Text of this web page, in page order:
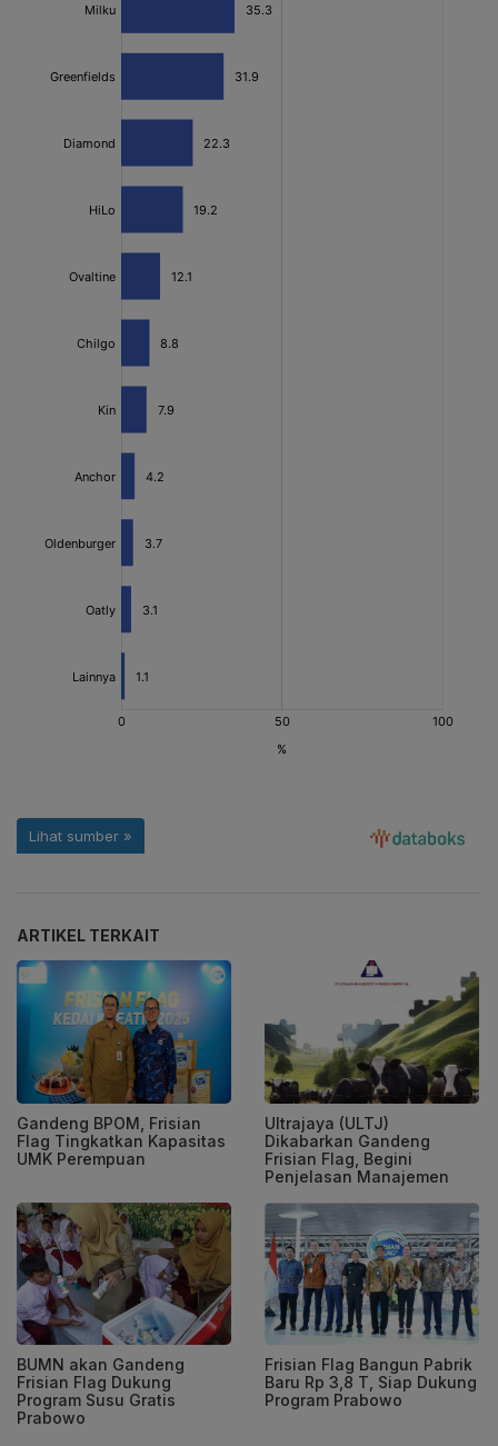
ARTIKEL TERKAIT
Gandeng BPOM, Frisian
Flag Tingkatkan Kapasitas
UMK Perempuan
Ultrajaya (ULTJ)
Dikabarkan Gandeng
Frisian Flag, Begini
Penjelasan Manajemen
BUMN akan Gandeng
Frisian Flag Dukung
Program Susu Gratis
Prabowo
Frisian Flag Bangun Pabrik
Baru Rp 3,8 T, Siap Dukung
Program Prabowo